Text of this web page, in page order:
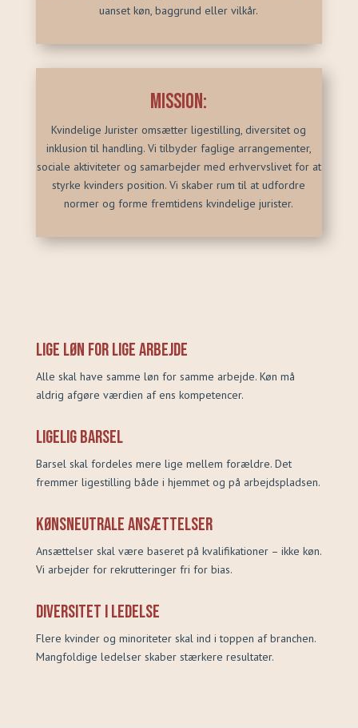
uanset køn, baggrund eller vilkår.
Mission:
Kvindelige Jurister omsætter ligestilling, diversitet og
inklusion til handling. Vi tilbyder faglige arrangementer,
sociale aktiviteter og samarbejder med erhvervslivet for at
styrke kvinders position. Vi skaber rum til at udfordre
normer og forme fremtidens kvindelige jurister.
Lige løn for lige arbejde
Alle skal have samme løn for samme arbejde. Køn må
aldrig afgøre værdien af ens kompetencer.
Ligelig barsel
Barsel skal fordeles mere lige mellem forældre. Det
fremmer ligestilling både i hjemmet og på arbejdspladsen.
Kønsneutrale ansættelser
Ansættelser skal være baseret på kvalifikationer – ikke køn.
Vi arbejder for rekrutteringer fri for bias.
Diversitet i ledelse
Flere kvinder og minoriteter skal ind i toppen af branchen.
Mangfoldige ledelser skaber stærkere resultater.